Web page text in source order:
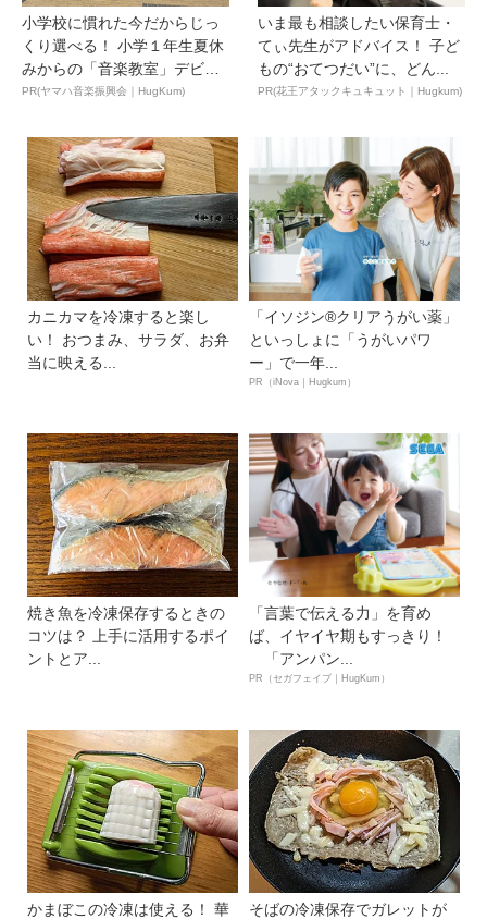
小学校に慣れた今だからじっ
くり選べる！ 小学１年生夏休
みからの「音楽教室」デビ
ュ...
PR(ヤマハ音楽振興会｜HugKum)
いま最も相談したい保育士・
てぃ先生がアドバイス！ 子ど
もの“おてつだい”に、どん...
PR(花王アタックキュキュット｜Hugkum)
カニカマを冷凍すると楽し
い！ おつまみ、サラダ、お弁
当に映える...
「イソジン®クリアうがい薬」
といっしょに「うがいパワ
ー」で一年...
PR（iNova｜Hugkum）
焼き魚を冷凍保存するときの
コツは？ 上手に活用するポイ
ントとア...
「言葉で伝える力」を育め
ば、イヤイヤ期もすっきり！
「アンパン...
PR（セガフェイブ｜HugKum）
かまぼこの冷凍は使える！ 華
そばの冷凍保存でガレットが